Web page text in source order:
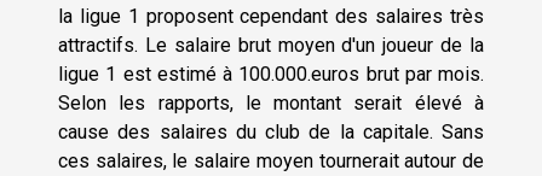
la ligue 1 proposent cependant des salaires très
attractifs. Le salaire brut moyen d'un joueur de la
ligue 1 est estimé à 100.000.euros brut par mois.
Selon les rapports, le montant serait élevé à
cause des salaires du club de la capitale. Sans
ces salaires, le salaire moyen tournerait autour de